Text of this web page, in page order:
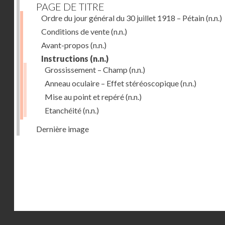
PAGE DE TITRE
Ordre du jour général du 30 juillet 1918 – Pétain(n.n.)
Conditions de vente(n.n.)
Avant-propos (n.n.)
Instructions (n.n.)
Grossissement – Champ (n.n.)
Anneau oculaire – Effet stéréoscopique(n.n.)
Mise au point et repéré(n.n.)
Etanchéité(n.n.)
Dernière image